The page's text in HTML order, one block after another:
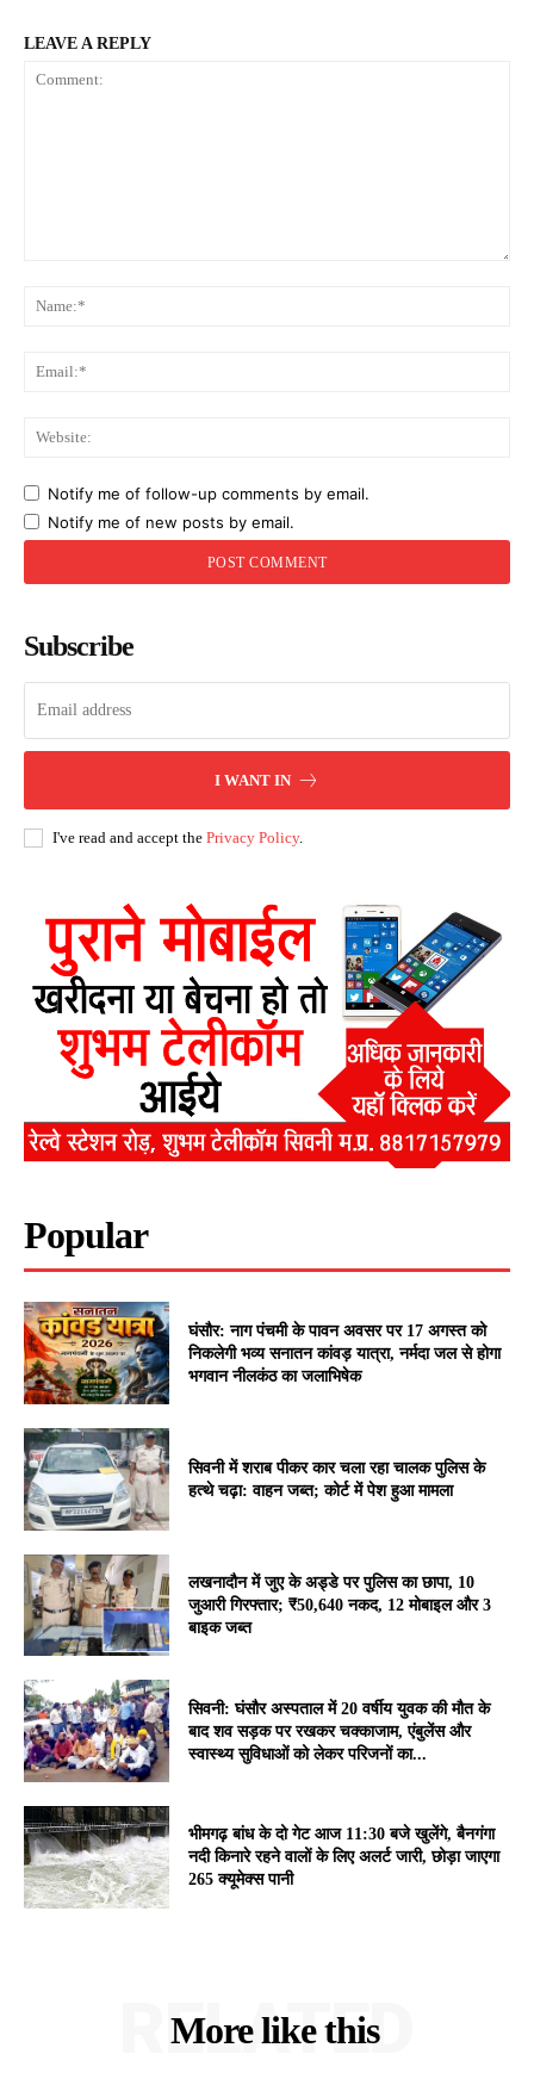
LEAVE A REPLY
Notify me of follow-up comments by email.
Notify me of new posts by email.
Subscribe
I WANT IN
I've read and accept the Privacy Policy.
Popular
घंसौर: नाग पंचमी के पावन अवसर पर 17 अगस्त को
निकलेगी भव्य सनातन कांवड़ यात्रा, नर्मदा जल से होगा
भगवान नीलकंठ का जलाभिषेक
सिवनी में शराब पीकर कार चला रहा चालक पुलिस के
हत्थे चढ़ा: वाहन जब्त; कोर्ट में पेश हुआ मामला
लखनादौन में जुए के अड्डे पर पुलिस का छापा, 10
जुआरी गिरफ्तार; ₹50,640 नकद, 12 मोबाइल और 3
बाइक जब्त
सिवनी: घंसौर अस्पताल में 20 वर्षीय युवक की मौत के
बाद शव सड़क पर रखकर चक्काजाम, एंबुलेंस और
स्वास्थ्य सुविधाओं को लेकर परिजनों का...
भीमगढ़ बांध के दो गेट आज 11:30 बजे खुलेंगे, बैनगंगा
नदी किनारे रहने वालों के लिए अलर्ट जारी, छोड़ा जाएगा
265 क्यूमेक्स पानी
More like this
RELATED